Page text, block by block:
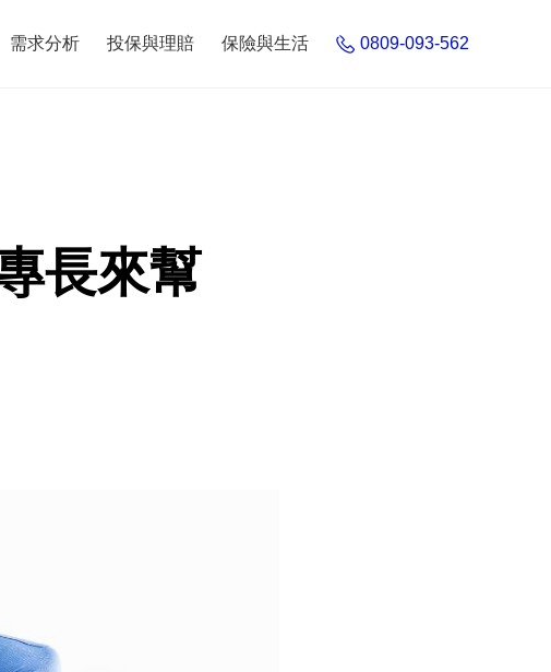
需求分析 投保與理賠 保險與生活 0809-093-562
長來幫